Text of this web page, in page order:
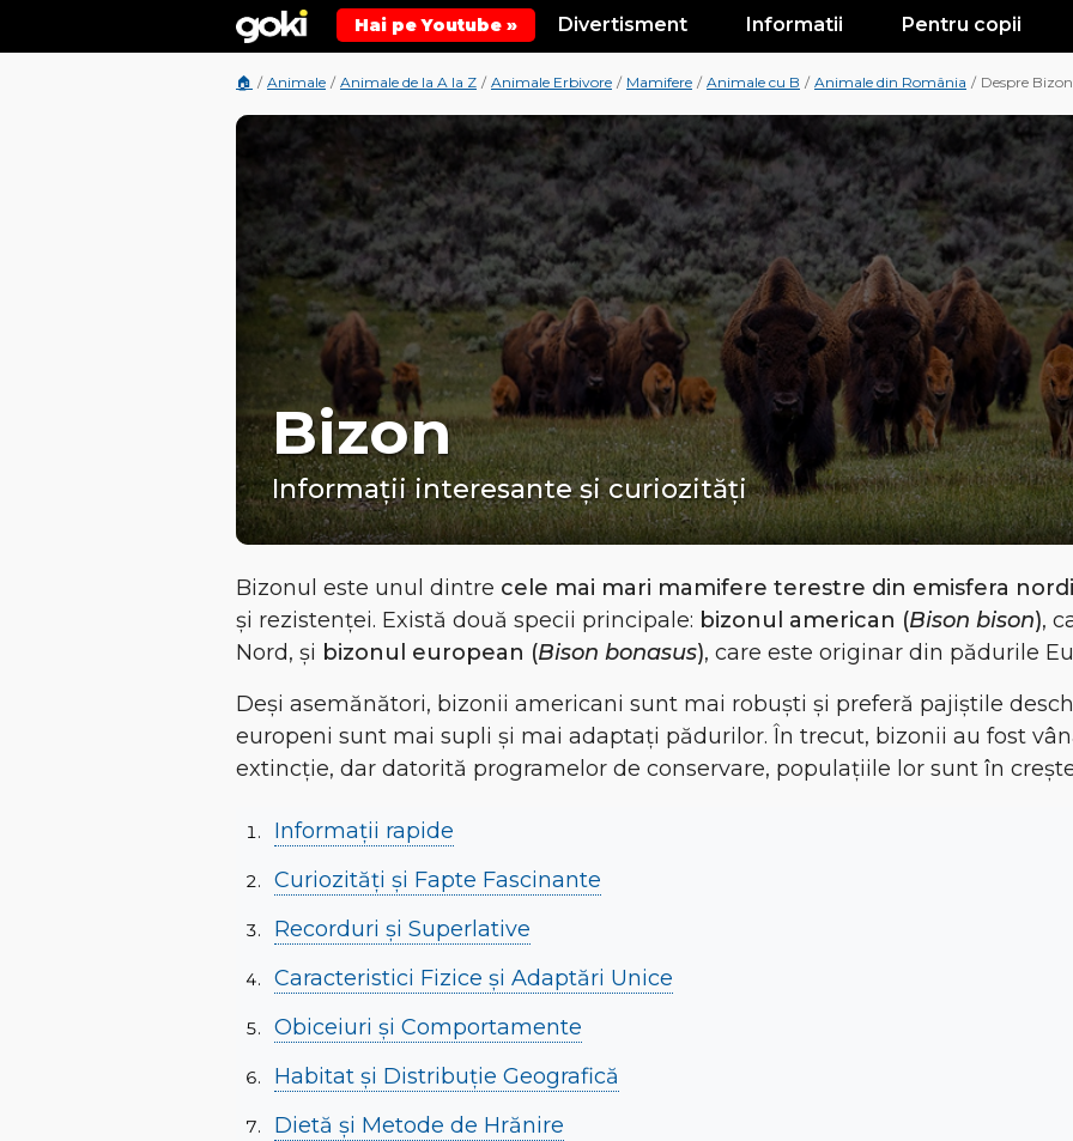
Hai pe Youtube » Divertisment Informatii Pentru copii
🏠 / Animale / Animale de la A la Z / Animale Erbivore / Mamifere / Animale cu B / Animale din România / Despre Bizon
Bizon
Informații interesante și curiozități
Bizonul este unul dintre cele mai mari mamifere terestre din emisfera
și rezistenței. Există două specii principale: bizonul american (Bison bison),
Nord, și bizonul european (Bison bonasus), care este originar din pădurile
Deși asemănători, bizonii americani sunt mai robuști și preferă pajiștile
europeni sunt mai supli și mai adaptați pădurilor. În trecut, bizonii au fost
extincție, dar datorită programelor de conservare, populațiile lor sunt în
Informații rapide
Curiozități și Fapte Fascinante
Recorduri și Superlative
Caracteristici Fizice și Adaptări Unice
Obiceiuri și Comportamente
Habitat și Distribuție Geografică
Dietă și Metode de Hrănire